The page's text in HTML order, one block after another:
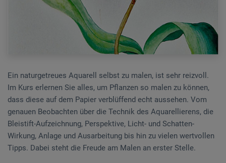
Ein naturgetreues Aquarell selbst zu malen, ist sehr reizvoll.
Im Kurs erlernen Sie alles, um Pflanzen so malen zu können,
dass diese auf dem Papier verblüffend echt aussehen. Vom
genauen Beobachten über die Technik des Aquarellierens, die
Bleistift-Aufzeichnung, Perspektive, Licht- und Schatten-
Wirkung, Anlage und Ausarbeitung bis hin zu vielen wertvollen
Tipps. Dabei steht die Freude am Malen an erster Stelle.